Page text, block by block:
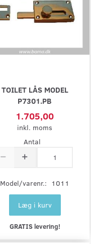
TOILET LÅS MODEL
P7301.PB
1.705,00
inkl. moms
Antal
Model/varenr.: 1011
Læg i kurv
GRATIS levering!